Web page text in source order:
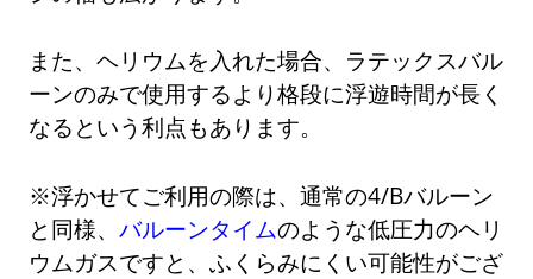
また、ヘリウムを入れた場合、ラテックスバル
ーンのみで使用するより格段に浮遊時間が長く
なるという利点もあります。
※浮かせてご利用の際は、通常の4/Bバルーン
と同様、バルーンタイムのような低圧力のヘリ
ウムガスですと、ふくらみにくい可能性がござ